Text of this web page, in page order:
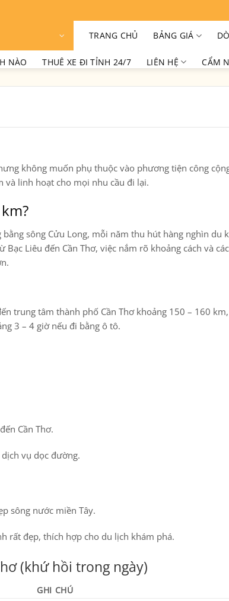
TRANG CHỦ BẢNG GIÁ
NÀO THUÊ XE ĐI TỈNH 24/7 LIÊN HỆ CẨM
không muốn phụ thuộc vào phương tiện công
và linh hoạt cho mọi nhu cầu đi lại.
sông Cửu Long, mỗi năm thu hút hàng nghìn du
Liêu đến Cần Thơ, việc nắm rõ khoảng cách và
trung tâm thành phố Cần Thơ khoảng 150 – 160 km
3 – 4 giờnếu đi bằng ô tô.
Cần Thơ.
vụ dọc đường.
sông nước miền Tây.
rất đẹp, thích hợp cho du lịch khám phá.
(khứ hồi trong ngày)
GHI CHÚ